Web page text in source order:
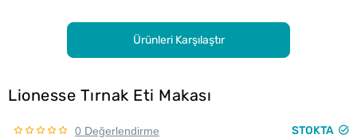
Ürünleri Karşılaştır
Lionesse Tırnak Eti Makası
0 Değerlendirme STOKTA